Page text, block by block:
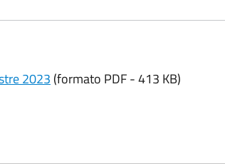
2023(formato PDF - 413 KB)